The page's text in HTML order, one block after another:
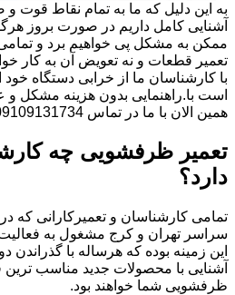
به این دلیل که ما به تمام نقاط
آشنایی کامل داریم در صورت بروز
ممکن به مشکل پی خواهیم برد و
تعمیر قطعات و نه تعویض آن به کار
با کارشناسان ما از خرابی دستگاه خود
است با.راهنمایی بدون هزینه مشکل و
همین الان با ما در تماس 09109131734 آقای حبیب محمدی باشید
تعمیر ظرفشویی چه
دارد؟
تمامی کارشناسان و تعمیرکارانی که
سراسر تهران و کرج مشغول به فعالیت
این زمینه بوده که هرساله با
آشنایی با محصولات جدید مناسب ترین
ظرفشویی شما خواهند بود.